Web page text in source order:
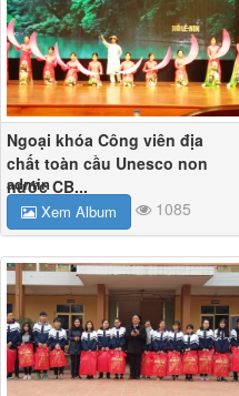
Ngoại khóa Công viên địa
chất toàn cầu Unesco non
nước CB...
admin
Xem Album
1085